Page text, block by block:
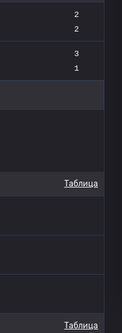
2
2
3
1
Таблица
Таблица